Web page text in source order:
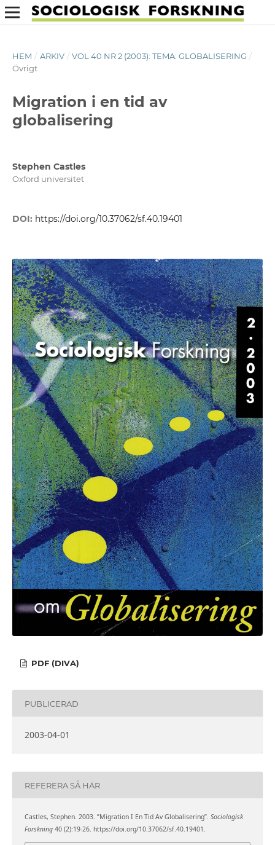
HEM / ARKIV / VOL 40 NR 2 (2003): TEMA: GLOBALISERING /
Övrigt
Migration i en tid av
globalisering
Stephen Castles
Oxford universitet
DOI: https://doi.org/10.37062/sf.40.19401
PDF (DIVA)
PUBLICERAD
2003-04-01
REFERERA SÅ HÄR
Castles, Stephen. 2003. ”Migration I En Tid Av Globalisering”. Sociologisk
Forskning40 (2):19-26. https://doi.org/10.37062/sf.40.19401.